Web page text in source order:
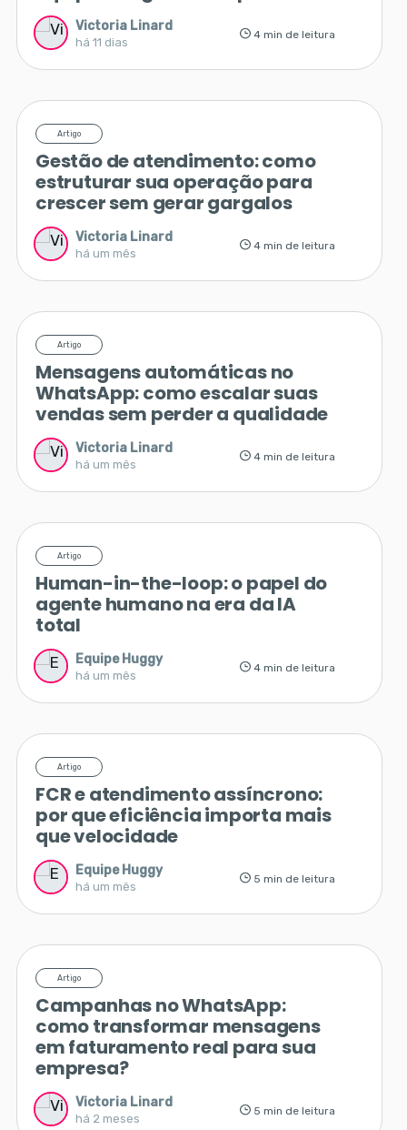
Victoria Linard
há 11 dias
4 min de leitura
Artigo
Gestão de atendimento: como
estruturar sua operação para
crescer sem gerar gargalos
Victoria Linard
há um mês
4 min de leitura
Artigo
Mensagens automáticas no
WhatsApp: como escalar suas
vendas sem perder a qualidade
Victoria Linard
há um mês
4 min de leitura
Artigo
Human-in-the-loop: o papel do
agente humano na era da IA
total
Equipe Huggy
há um mês
4 min de leitura
Artigo
FCR e atendimento assíncrono:
por que eficiência importa mais
que velocidade
Equipe Huggy
há um mês
5 min de leitura
Artigo
Campanhas no WhatsApp:
como transformar mensagens
em faturamento real para sua
empresa?
Victoria Linard
há 2 meses
5 min de leitura